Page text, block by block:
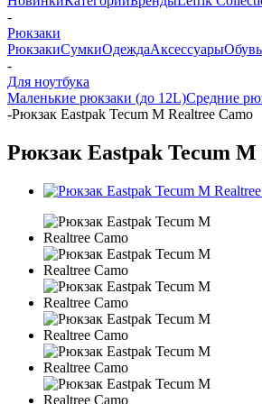
-
Рюкзаки
РюкзакиСумкиОдеждаАксессуарыОбувь
-
Для ноутбука
Маленькие рюкзаки (до 12L)Средние
-Рюкзак Eastpak Tecum M Realtree Camo
Рюкзак Eastpak Tecum M